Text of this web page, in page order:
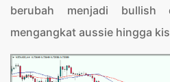
berubah menjadi bullish
mengangkat aussie hingga